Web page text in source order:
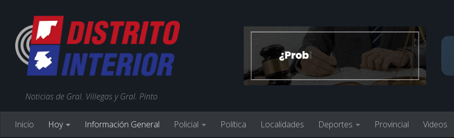
Noticias de Gral. Villegas y Gral. Pinto
Inicio Hoy Información General Policial Política Localidades Deportes Provincial Videos